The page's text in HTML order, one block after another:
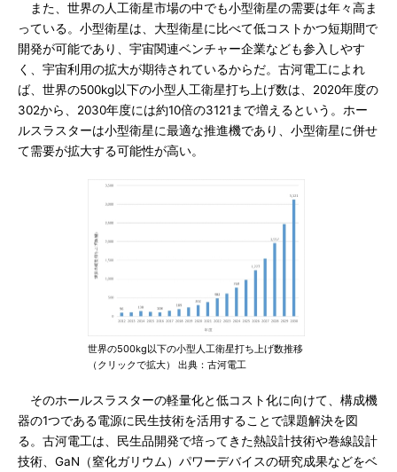
また、世界の人工衛星市場の中でも小型衛星の需要は年々高ま
っている。小型衛星は、大型衛星に比べて低コストかつ短期間で
開発が可能であり、宇宙関連ベンチャー企業なども参入しやす
く、宇宙利用の拡大が期待されているからだ。古河電工によれ
ば、世界の500kg以下の小型人工衛星打ち上げ数は、2020年度の
302から、2030年度には約10倍の3121まで増えるという。ホー
ルスラスターは小型衛星に最適な推進機であり、小型衛星に併せ
て需要が拡大する可能性が高い。
世界の500kg以下の小型人工衛星打ち上げ数推移
（クリックで拡大） 出典：古河電工
そのホールスラスターの軽量化と低コスト化に向けて、構成機
器の1つである電源に民生技術を活用することで課題解決を図
る。古河電工は、民生品開発で培ってきた熱設計技術や巻線設計
技術、GaN（窒化ガリウム）パワーデバイスの研究成果などをベ